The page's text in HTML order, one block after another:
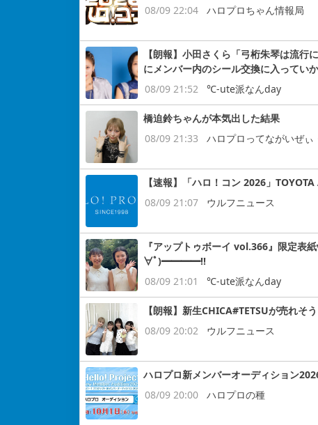
08/09 22:04
ハロプロちゃん情報局
【朗報】小田さくら「弓桁朱琴は流
にメンバー内のシール交換に入ってい
08/09 21:52
℃-ute派なんday
橋迫鈴ちゃんが本気出した結果
08/09 21:33
ハロプロってながいぜぃ
【速報】「ハロ！コン 2026」
08/09 21:07
ウルフニュース
『アップトゥボーイ vol.366』限定
∀ﾟ)━━━━!!
08/09 21:01
℃-ute派なんday
【朗報】新生CHICA#TETSUが売れそう
08/09 20:02
ウルフニュース
ハロプロ新メンバーオーディショ
08/09 20:00
ハロプロの種